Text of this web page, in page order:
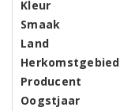
Kleur
Smaak
Land
Herkomstgebied
Producent
Oogstjaar